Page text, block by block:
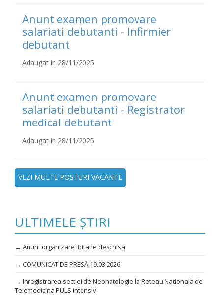
Anunt examen promovare
salariati debutanti - Infirmier
debutant
Adaugat in 28/11/2025
Anunt examen promovare
salariati debutanti - Registrator
medical debutant
Adaugat in 28/11/2025
VEZI MULTE POSTURI VACANTE
ULTIMELE ȘTIRI
→ Anunt organizare licitatie deschisa
→ COMUNICAT DE PRESĂ 19.03.2026
→ Inregistrarea sectiei de Neonatologie la Reteau Nationala de
Telemedicina PULS intensiv